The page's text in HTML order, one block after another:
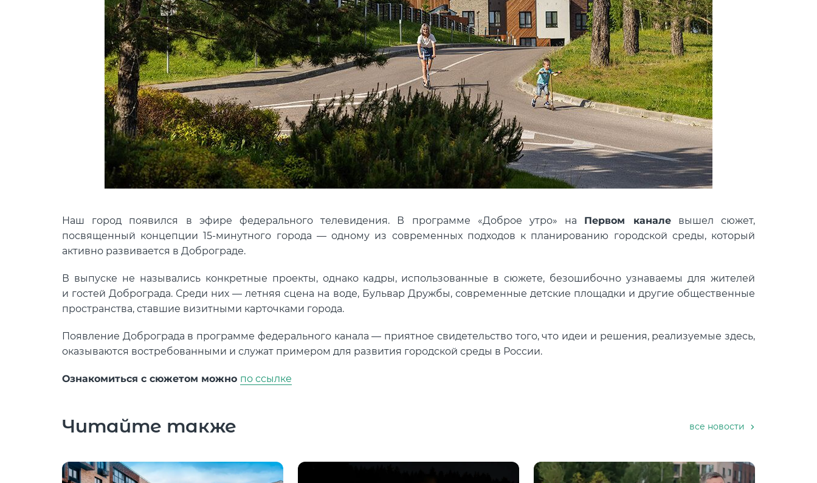
Наш город появился в эфире федерального телевидения. В программе «Доброе утро» на Первом каналевышел сюжет,
посвященный концепции 15-минутного города — одному из современных подходов к планированию городской среды, который
активно развивается в Доброграде.
В выпуске не назывались конкретные проекты, однако кадры, использованные в сюжете, безошибочно узнаваемы для жителей
и гостей Доброграда. Среди них — летняя сцена на воде, Бульвар Дружбы, современные детские площадки и другие общественные
пространства, ставшие визитными карточками города.
Появление Доброграда в программе федерального канала — приятное свидетельство того, что идеи и решения, реализуемые здесь,
оказываются востребованными и служат примером для развития городской среды в России.
Ознакомиться с сюжетом можно по ссылке
Читайте также все новости